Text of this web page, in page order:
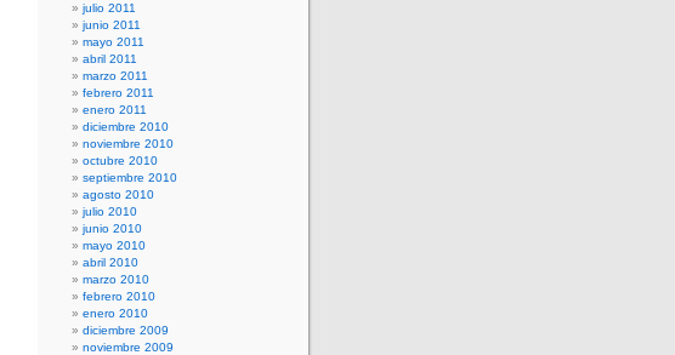
julio 2011
junio 2011
mayo 2011
abril 2011
marzo 2011
febrero 2011
enero 2011
diciembre 2010
noviembre 2010
octubre 2010
septiembre 2010
agosto 2010
julio 2010
junio 2010
mayo 2010
abril 2010
marzo 2010
febrero 2010
enero 2010
diciembre 2009
noviembre 2009